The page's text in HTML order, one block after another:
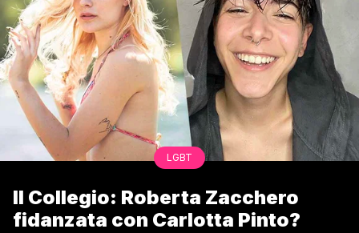
LGBT
Il Collegio: Roberta Zacchero
fidanzata con Carlotta Pinto?